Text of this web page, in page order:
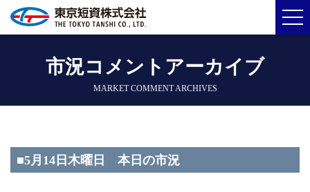
市況コメントアーカイブ
MARKET COMMENT ARCHIVES
■5月14日木曜日 本日の市況